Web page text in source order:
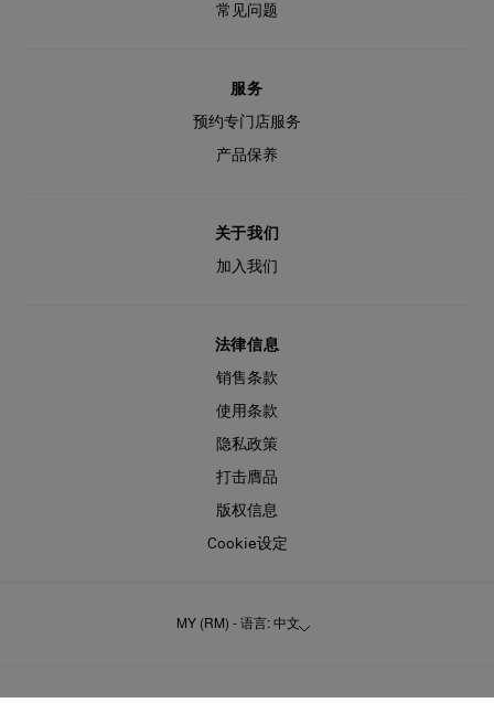
常见问题
服务
预约专门店服务
产品保养
关于我们
加入我们
法律信息
销售条款
使用条款
隐私政策
打击膺品
版权信息
Cookie设定
MY (RM) - 语言: 中文